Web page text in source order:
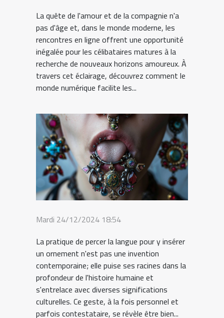
La quête de l'amour et de la compagnie n'a
pas d'âge et, dans le monde moderne, les
rencontres en ligne offrent une opportunité
inégalée pour les célibataires matures à la
recherche de nouveaux horizons amoureux. À
travers cet éclairage, découvrez comment le
monde numérique facilite les...
Mardi 24/12/2024 18:54
La pratique de percer la langue pour y insérer
un ornement n'est pas une invention
contemporaine; elle puise ses racines dans la
profondeur de l'histoire humaine et
s'entrelace avec diverses significations
culturelles. Ce geste, à la fois personnel et
parfois contestataire, se révèle être bien...